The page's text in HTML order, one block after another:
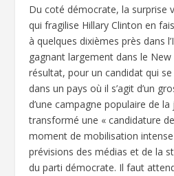
Du coté démocrate, la surprise
qui fragilise Hillary Clinton en
à quelques dixièmes près dans
gagnant largement dans le
résultat, pour un candidat qui
dans un pays où il s’agit d’un
d’une campagne populaire de
transformé une « candidature
moment de mobilisation
prévisions des médias et de la
du parti démocrate. Il faut